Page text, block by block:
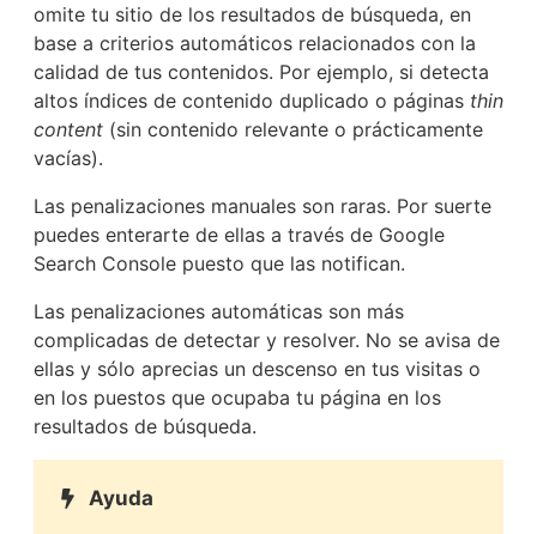
omite tu sitio de los resultados de búsqueda, en
base a criterios automáticos relacionados con la
calidad de tus contenidos. Por ejemplo, si detecta
altos índices de contenido duplicado o páginas thin
content (sin contenido relevante o prácticamente
vacías).
Las penalizaciones manuales son raras. Por suerte
puedes enterarte de ellas a través de Google
Search Console puesto que las notifican.
Las penalizaciones automáticas son más
complicadas de detectar y resolver. No se avisa de
ellas y sólo aprecias un descenso en tus visitas o
en los puestos que ocupaba tu página en los
resultados de búsqueda.
Ayuda